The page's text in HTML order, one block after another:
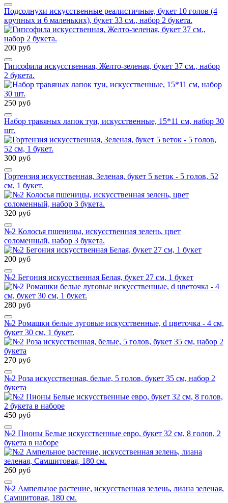
Подсолнухи искусственные реалистичные, букет 10 голов (4
крупных и 6 маленьких), букет 33 см., набор 2 букета.
200 руб
Гипсофила искусственная, Желто-зеленая, букет 37 см., набор
2 букета.
250 руб
Набор травяных лапок туи, искусственные, 15*11 см, набор 30
шт.
300 руб
Гортензия искусственная, Зеленая, букет 5 веток - 5 голов, 52
см, 1 букет.
320 руб
№2 Колосья пшеницы, искусственная зелень, цвет
соломенный, набор 3 букета.
200 руб
№2 Бегония искусственная Белая, букет 27 см, 1 букет
280 руб
№2 Ромашки белые луговые искусственные, d цветочка - 4 см,
букет 30 см, 1 букет.
270 руб
№2 Роза искусственная, белые, 5 голов, букет 35 см, набор 2
букета
450 руб
№2 Пионы Белые искусственные евро, букет 32 см, 8 голов, 2
букета в наборе
260 руб
№2 Ампельное растение, искусственная зелень, лиана зеленая,
Самшитовая, 180 см.